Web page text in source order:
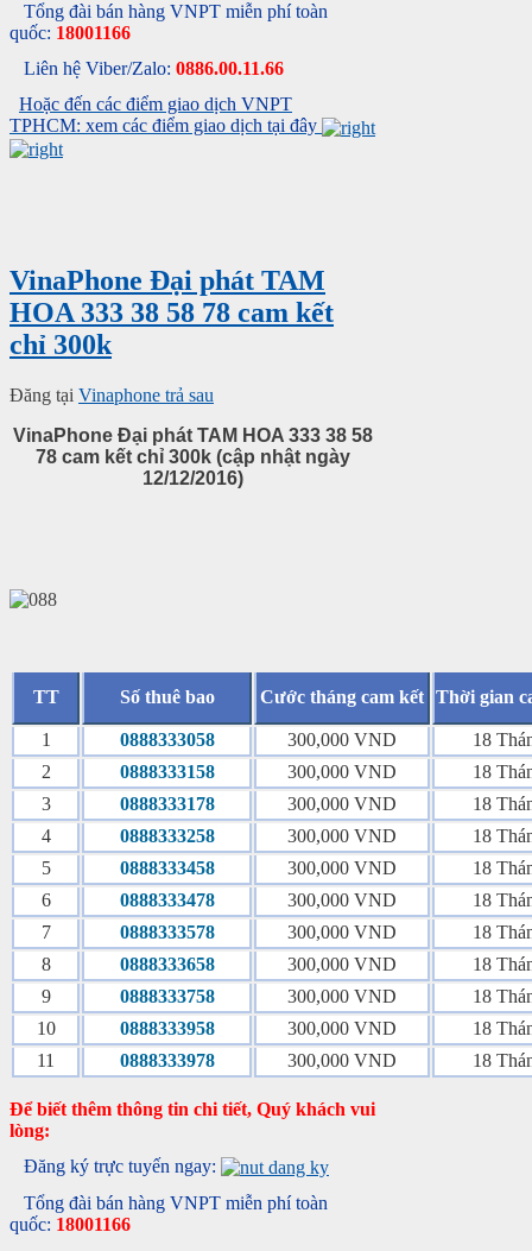
Tổng đài bán hàng VNPT miễn phí toàn
quốc: 18001166
Liên hệ Viber/Zalo: 0886.00.11.66
Hoặc đến các điểm giao dịch VNPT
TPHCM: xem các điểm giao dịch tại đây
VinaPhone Đại phát TAM
HOA 333 38 58 78 cam kết
chỉ 300k
Đăng tại Vinaphone trả sau
VinaPhone Đại phát TAM HOA 333 38 58
78 cam kết chỉ 300k (cập nhật ngày
12/12/2016)
TT Số thuê bao Cước tháng cam kết Thời gian
1 0888333058 300,000 VND
18
2
0888333158 300,000 VND
18
3
0888333178 300,000 VND
18
4
0888333258 300,000 VND
18
5
0888333458 300,000 VND
18
6
0888333478 300,000 VND
18
7
0888333578 300,000 VND
18
8
0888333658 300,000 VND
18
9
0888333758 300,000 VND
18
10
0888333958 300,000 VND
18
11
0888333978 300,000 VND 18
Để biết thêm thông tin chi tiết, Quý khách vui
lòng:
Đăng ký trực tuyến ngay:
Tổng đài bán hàng VNPT miễn phí toàn
quốc: 18001166